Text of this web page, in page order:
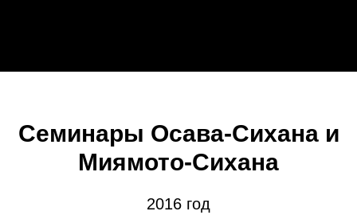
Семинары Осава-Сихана и
Миямото-Сихана
2016 год